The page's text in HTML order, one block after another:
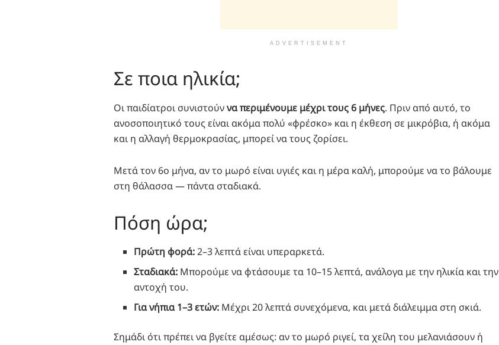
ADVERTISEMENT
Σε ποια ηλικία;
Οι παιδίατροι συνιστούννα περιμένουμε μέχρι τους 6 μήνες. Πριν από αυτό, το
ανοσοποιητικό τους είναι ακόμα πολύ «φρέσκο» και η έκθεση σε μικρόβια, ή ακόμα
και η αλλαγή θερμοκρασίας, μπορεί να τους ζορίσει.
Μετά τον 6ο μήνα, αν το μωρό είναι υγιές και η μέρα καλή, μπορούμε να το βάλουμε
στη θάλασσα — πάντα σταδιακά.
Πόση ώρα;
Πρώτη φορά:2–3 λεπτά είναι υπεραρκετά.
Σταδιακά: Μπορούμε να φτάσουμε τα 10–15 λεπτά, ανάλογα με την ηλικία και την
αντοχή του.
Για νήπια 1–3 ετών: Μέχρι 20 λεπτά συνεχόμενα, και μετά διάλειμμα στη σκιά.
Σημάδι ότι πρέπει να βγείτε αμέσως: αν το μωρό ριγεί, τα χείλη του μελανιάσουν ή